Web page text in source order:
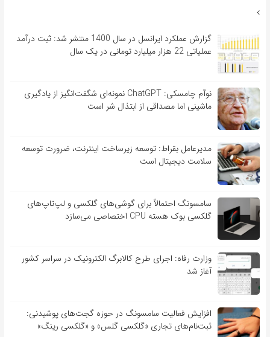
گزارش عملکرد ایرانسل در سال 1400 منتشر شد: ثبت درآمد
عملیاتی 22 هزار میلیارد تومانی در یک سال
نوآم چامسکی: ChatGPT نمونه‌ای شگفت‌انگیز از یادگیری
ماشینی اما مصداقی از ابتذال شر است
مدیرعامل بقراط: توسعه زیرساخت اینترنت، ضرورت توسعه
سلامت دیجیتال است
سامسونگ احتمالاً برای گوشی‌های گلکسی و لپ‌تاپ‌های
گلکسی بوک هسته CPU اختصاصی می‌سازد
وزارت رفاه: اجرای طرح کالابرگ الکترونیک در سراسر کشور
آغاز شد
افزایش فعالیت سامسونگ در حوزه گجت‌های پوشیدنی:
ثبت‌نام‌های تجاری «گلکسی گلس» و «گلکسی رینگ»